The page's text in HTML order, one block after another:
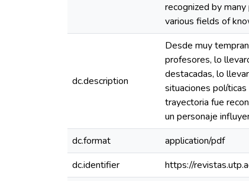
recognized by
various fields of
dc.description
Desde muy
profesores, lo
destacadas, lo
situaciones
trayectoria fue
un personaje
dc.format
application/pdf
dc.identifier
https://